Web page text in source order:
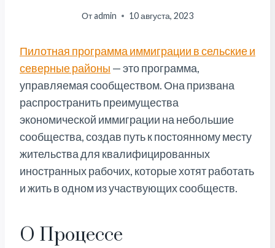
Отadmin 10 августа, 2023
Пилотная программа иммиграции в сельские и
северные районы — это программа,
управляемая сообществом. Она призвана
распространить преимущества
экономической иммиграции на небольшие
сообщества, создав путь к постоянному месту
жительства для квалифицированных
иностранных рабочих, которые хотят работать
и жить в одном из участвующих сообществ.
О Процессе